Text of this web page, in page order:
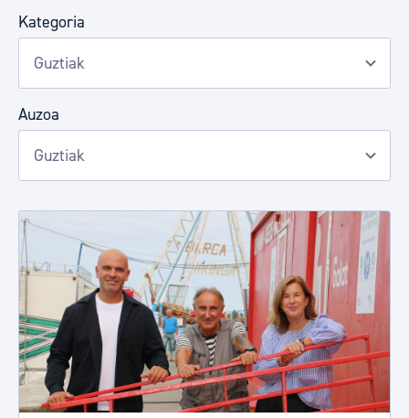
Kategoria
Auzoa